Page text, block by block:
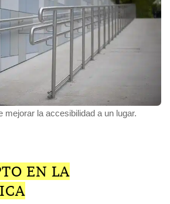
mejorar la accesibilidad a un lugar.
EN LA